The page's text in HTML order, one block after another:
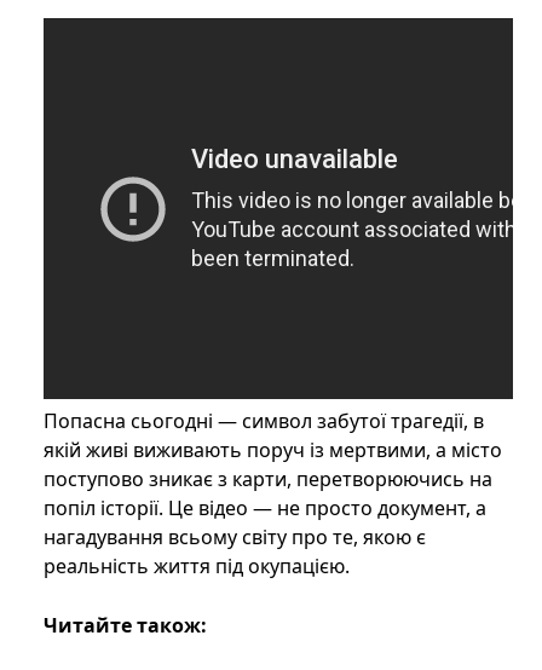
Попасна сьогодні — символ забутої трагедії, в
якій живі виживають поруч із мертвими, а місто
поступово зникає з карти, перетворюючись на
попіл історії. Це відео — не просто документ, а
нагадування всьому світу про те, якою є
реальність життя під окупацією.
Читайте також: